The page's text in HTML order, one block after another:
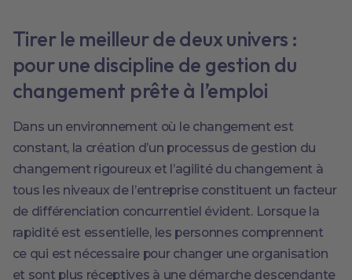
Tirer le meilleur de deux univers :
pour une discipline de gestion du
changement prête à l’emploi
Dans un environnement où le changement est
constant, la création d’un processus de gestion du
changement rigoureux et l’agilité du changement à
tous les niveaux de l’entreprise constituent un facteur
de différenciation concurrentiel évident. Lorsque la
rapidité est essentielle, les personnes comprennent
ce qui est nécessaire pour changer une organisation
et sont plus réceptives à une démarche descendante